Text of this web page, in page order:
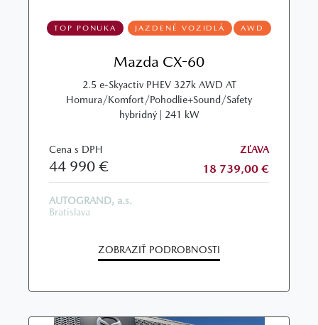
TOP PONUKA JAZDENÉ VOZIDLÁ AWD
Mazda CX-60
2.5 e-Skyactiv PHEV 327k AWD AT
Homura/Komfort/Pohodlie+Sound/Safety
hybridný | 241 kW
Cena s DPH
44 990 €
ZĽAVA
18 739,00 €
AUTOGRAND, a.s.
Bratislava
ZOBRAZIŤ PODROBNOSTI